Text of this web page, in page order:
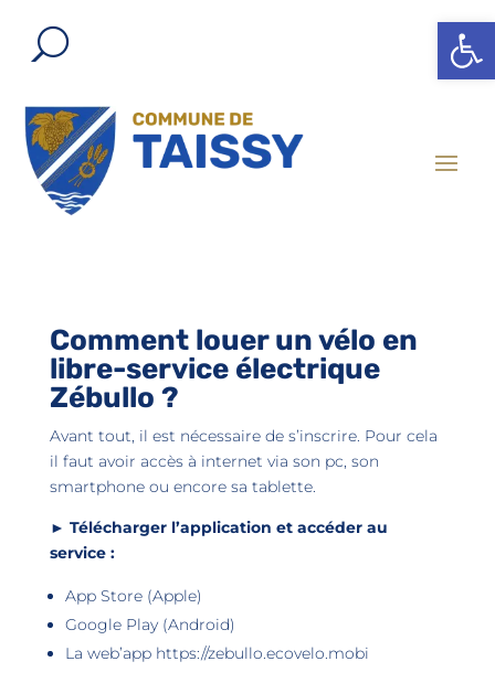
Ouvrir
Comment louer un vélo en
libre-service électrique
Zébullo ?
Avant tout, il est nécessaire de s’inscrire. Pour cela
il faut avoir accès à internet via son pc, son
smartphone ou encore sa tablette.
► Télécharger l’application et accéder au
service :
App Store (Apple)
Google Play (Android)
La web’app https://zebullo.ecovelo.mobi